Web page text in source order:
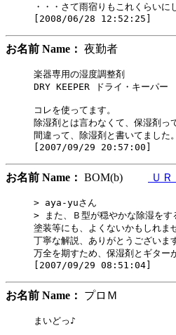
・・・さて雨宿りもこれくらいに
お名前 Name： 夜勤者
楽器専用の湿度調整剤
DRY KEEPER ドライ・キーパー
コレを使ってます。
除湿剤とは言わなくて、保湿剤っ
間違って、除湿剤と書いてました。
お名前 Name： BOM(b) ＵＲ
> aya-yuさん
> また、Ｂ型が穏やかな除湿をす
塗装等にも、よくないかもしれま
丁寧な解説、ありがとうござい
万全を期すため、保湿剤とギタ
お名前 Name： プロＭ
まいどっ♪